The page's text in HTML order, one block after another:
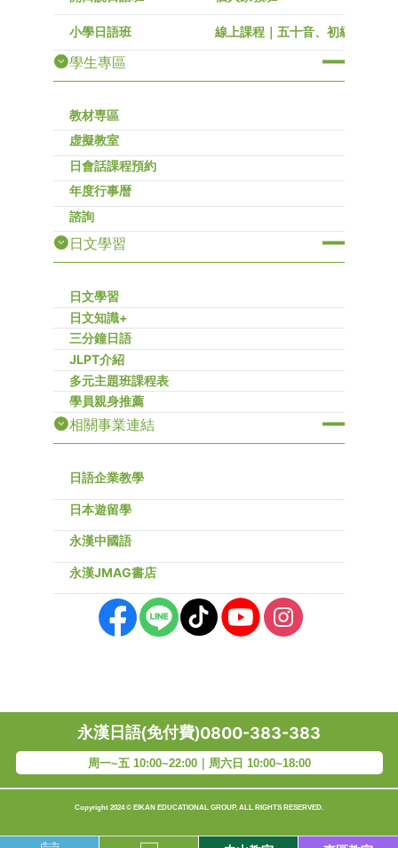
小學日語班 線上課程｜五十音、初級～高級
學生專區
教材専區
虚擬教室
日會話課程預約
年度行事暦
諮詢
日文學習
日文學習
日文知識+
三分鐘日語
JLPT介紹
多元主題班課程表
學員親身推薦
相關事業連結
日語企業教學
日本遊留學
永漢中國語
永漢JMAG書店
永漢日語(免付費)0800-383-383
周一~五 10:00~22:00｜周六日 10:00~18:00
Copyright 2024 © EIKAN EDUCATIONAL GROUP, ALL RIGHTS RESERVED.